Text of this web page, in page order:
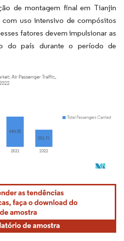
de montagem final em Tianjin
com uso intensivo de compósitos
fatores devem impulsionar as
do país durante o período de
requer atribuição conforme CC BY 4.0.